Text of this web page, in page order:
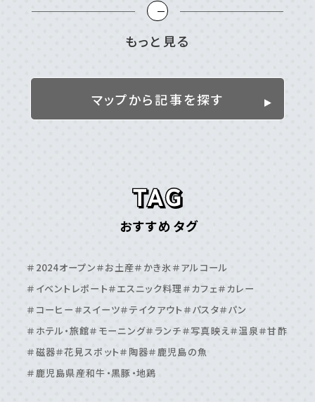
もっと見る
＃垂⽔市
＃志布志市 ＃曽於市
＃肝付町
離島
＃伊集院周辺
＃吉⽥・吉野周辺
＃天⽂館周辺
＃桜島周辺
＃鴨池・与次郎周辺 ＃鹿児島駅周辺
マップから記事を探す
おすすめタグ
＃2024オープン＃お土産＃かき氷＃アルコール
＃イベントレポート＃エスニック料理＃カフェ＃カレー
＃コーヒー ＃スイーツ＃テイクアウト ＃パスタ＃パン
＃ホテル・旅館＃モーニング＃ランチ＃写真映え＃温泉＃甘酢
＃磁器＃花見スポット＃陶器＃鹿児島の魚
＃鹿児島県産和牛・黒豚・地鶏